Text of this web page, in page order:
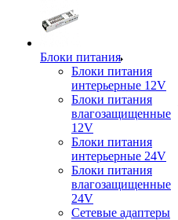
Блоки питания
Блоки питания
интерьерные 12V
Блоки питания
влагозащищенные
12V
Блоки питания
интерьерные 24V
Блоки питания
влагозащищенные
24V
Сетевые адаптеры